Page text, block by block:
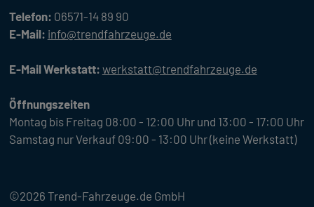
Telefon: 06571-14 89 90
E-Mail: info@trendfahrzeuge.de
E-Mail Werkstatt: werkstatt@trendfahrzeuge.de
Öffnungszeiten
Montag bis Freitag 08:00 - 12:00 Uhr und 13:00 - 17:00 Uhr
Samstag nur Verkauf 09:00 - 13:00 Uhr (keine Werkstatt)
©2026 Trend-Fahrzeuge.de GmbH